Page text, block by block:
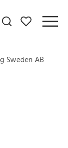
Mina favoriter
Sweden AB